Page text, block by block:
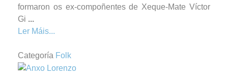
formaron os ex-compoñentes de Xeque-Mate Víctor
Gi ...
Ler Máis...
Categoría Folk